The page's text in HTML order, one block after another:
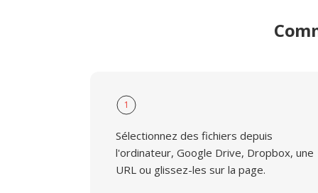
1
Sélectionnez des fichiers depuis
l'ordinateur, Google Drive, Dropbox, une
URL ou glissez-les sur la page.